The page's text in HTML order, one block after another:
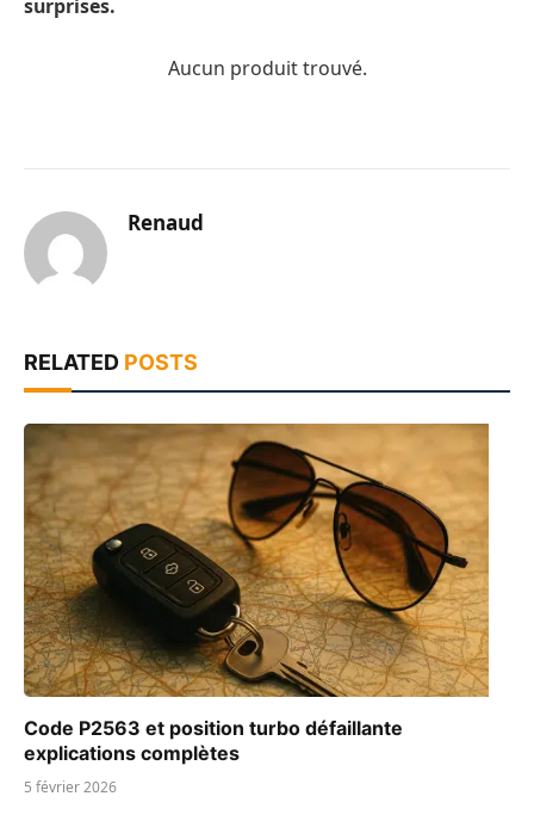
surprises.
Aucun produit trouvé.
Renaud
RELATED POSTS
Code P2563 et position turbo défaillante
explications complètes
5 février 2026